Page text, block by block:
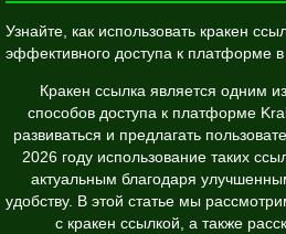
Узнайте, как использовать кракен
эффективного доступа к платформе в
Кракен ссылка является одним
способов доступа к платформе
развиваться и предлагать
2026 году использование таких
актуальным благодаря
удобству. В этой статье мы
с кракен ссылкой, а также